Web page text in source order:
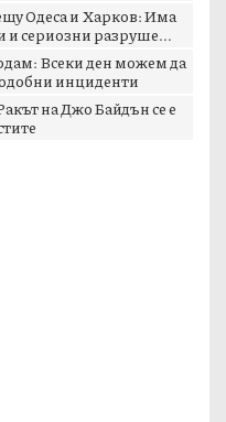
Одеса и Харков: Има
и сериозни разруше...
Всеки ден можем да
инциденти
на Джо Байдън се е